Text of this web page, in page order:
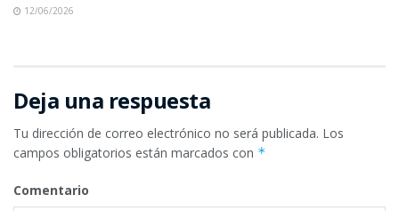
12/06/2026
Deja una respuesta
Tu dirección de correo electrónico no será publicada. Los
campos obligatorios están marcados con *
Comentario